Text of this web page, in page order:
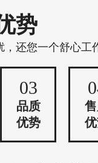
势
还您一个舒心工
03
品质
优势